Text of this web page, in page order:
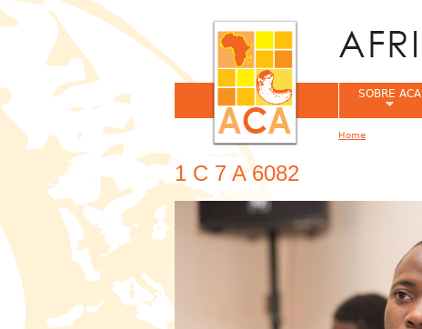
1 C 7 A 6082
SOBRE ACA
Home